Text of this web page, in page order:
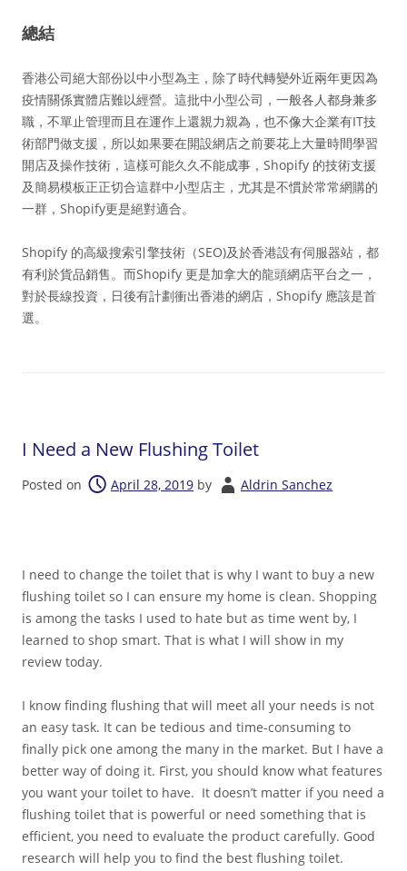
總結
香港公司絕大部份以中小型為主，除了時代轉變外近兩年更因為
疫情關係實體店難以經營。這批中小型公司，一般各人都身兼多
職，不單止管理而且在運作上還親力親為，也不像大企業有IT技
術部門做支援，所以如果要在開設網店之前要花上大量時間學習
開店及操作技術，這樣可能久久不能成事，Shopify 的技術支援
及簡易模板正正切合這群中小型店主，尤其是不慣於常常網購的
一群，Shopify更是絕對適合。
Shopify 的高級搜索引擎技術（SEO)及於香港設有伺服器站，都
有利於貨品銷售。而Shopify 更是加拿大的龍頭網店平台之一，
對於長線投資，日後有計劃衝出香港的網店，Shopify 應該是首
選。
I Need a New Flushing Toilet
Posted on April 28, 2019 by Aldrin Sanchez
I need to change the toilet that is why I want to buy a new
flushing toilet so I can ensure my home is clean. Shopping
is among the tasks I used to hate but as time went by, I
learned to shop smart. That is what I will show in my
review today.
I know finding flushing that will meet all your needs is not
an easy task. It can be tedious and time-consuming to
finally pick one among the many in the market. But I have a
better way of doing it. First, you should know what features
you want your toilet to have. It doesn’t matter if you need a
flushing toilet that is powerful or need something that is
efficient, you need to evaluate the product carefully. Good
research will help you to find the best flushing toilet.